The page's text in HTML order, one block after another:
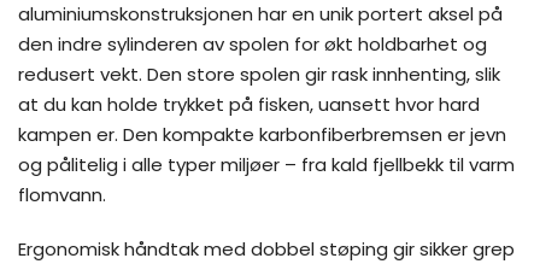
aluminiumskonstruksjonen har en unik portert aksel på
den indre sylinderen av spolen for økt holdbarhet og
redusert vekt. Den store spolen gir rask innhenting, slik
at du kan holde trykket på fisken, uansett hvor hard
kampen er. Den kompakte karbonfiberbremsen er jevn
og pålitelig i alle typer miljøer – fra kald fjellbekk til varm
flomvann.
Ergonomisk håndtak med dobbel støping gir sikker grep